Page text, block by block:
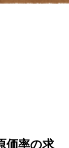
価率の求